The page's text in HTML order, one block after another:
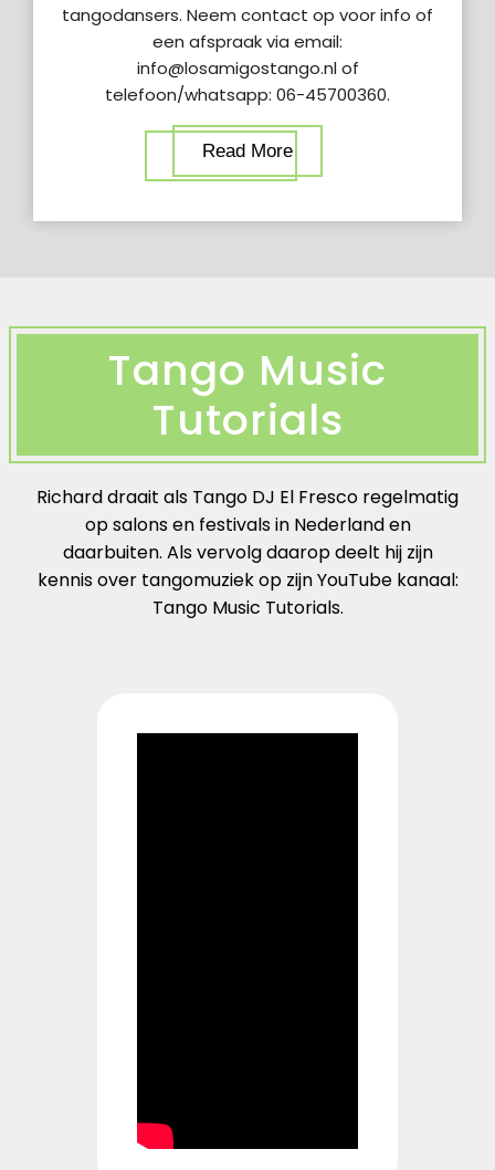
tangodansers. Neem contact op voor info of
een afspraak via email:
info@losamigostango.nl of
telefoon/whatsapp: 06-45700360.
Read More
Tango Music
Tutorials
Richard draait als Tango DJ El Fresco regelmatig
op salons en festivals in Nederland en
daarbuiten. Als vervolg daarop deelt hij zijn
kennis over tangomuziek op zijn YouTube kanaal:
Tango Music Tutorials.